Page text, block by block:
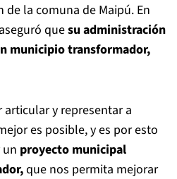
la comuna de Maipú. En
quesu administración
municipio transformador,
articular y representar a
es posible, y es por esto
proyecto municipal
que nos permita mejorar